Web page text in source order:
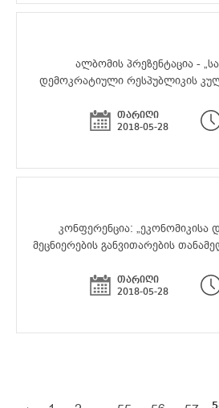
ალბომის პრეზენტაცია -
დემოკრატიული რესპუბლიკის
თარიღი
2018-05-28
კონფერენცია: „ეკონომიკისა
მეცნიერების განვითარების
თარიღი
2018-05-28